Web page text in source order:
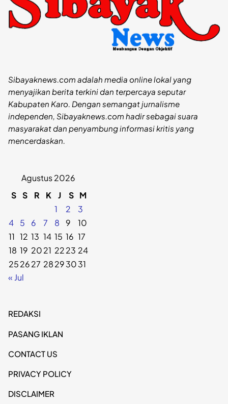
Sibayaknews.com adalah media online lokal yang
menyajikan berita terkini dan terpercaya seputar
Kabupaten Karo. Dengan semangat jurnalisme
independen, Sibayaknews.com hadir sebagai suara
masyarakat dan penyambung informasi kritis yang
mencerdaskan.
Agustus 2026
S S R K J S M
1
2
3
4
5 6 7 8 9
10
11 12 13 14 15 16 17
18 19 2021 2223 24
252627 28293031
« Jul
REDAKSI
PASANG IKLAN
CONTACT US
PRIVACY POLICY
DISCLAIMER